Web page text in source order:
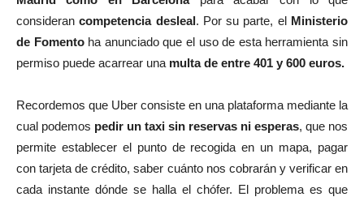
considerancompetencia desleal. Por su parte, el Ministerio
de Fomentoha anunciado que el uso de esta herramienta sin
permiso puede acarrear una multa de entre 401 y 600 euros.
Recordemos que Uber consiste en una plataforma mediante la
cual podemos pedir un taxi sin reservas ni esperas, que nos
permite establecer el punto de recogida en un mapa, pagar
con tarjeta de crédito, saber cuánto nos cobrarán y verificar en
cada instante dónde se halla el chófer. El problema es que